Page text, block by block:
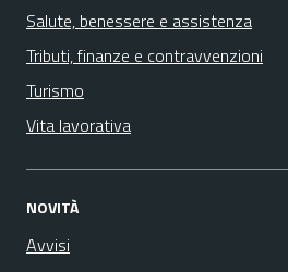
Salute, benessere e assistenza
Tributi, finanze e contravvenzioni
Turismo
Vita lavorativa
NOVITÀ
Avvisi